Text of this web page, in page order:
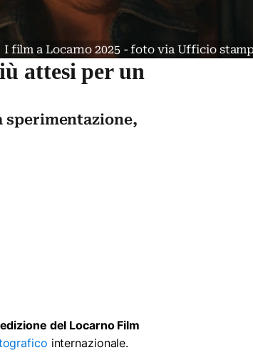
I film a Locarno 2025 - foto via Ufficio
attesi per un
sperimentazione,
del Locarno Film
internazionale.